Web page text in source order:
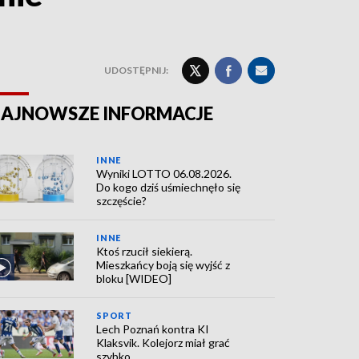
UDOSTĘPNIJ:
INFORMACJE
INNE
Wyniki LOTTO 06.08.2026.
Do kogo dziś uśmiechnęło się
szczęście?
INNE
Ktoś rzucił siekierą.
Mieszkańcy boją się wyjść z
bloku [WIDEO]
SPORT
Lech Poznań kontra KI
Klaksvik. Kolejorz miał grać
szybko